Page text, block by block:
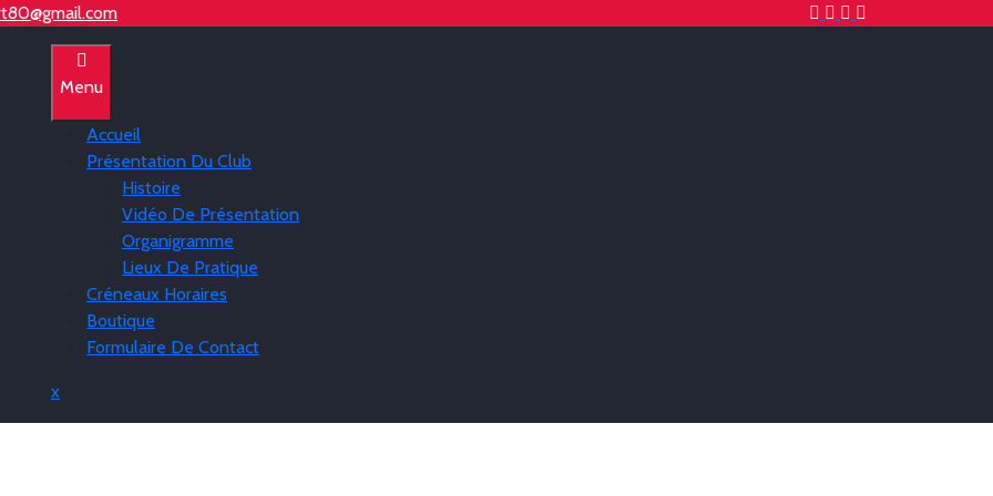
Menu
Accueil
Présentation Du Club
Histoire
Vidéo De Présentation
Organigramme
Lieux De Pratique
Créneaux Horaires
Boutique
Formulaire De Contact
x